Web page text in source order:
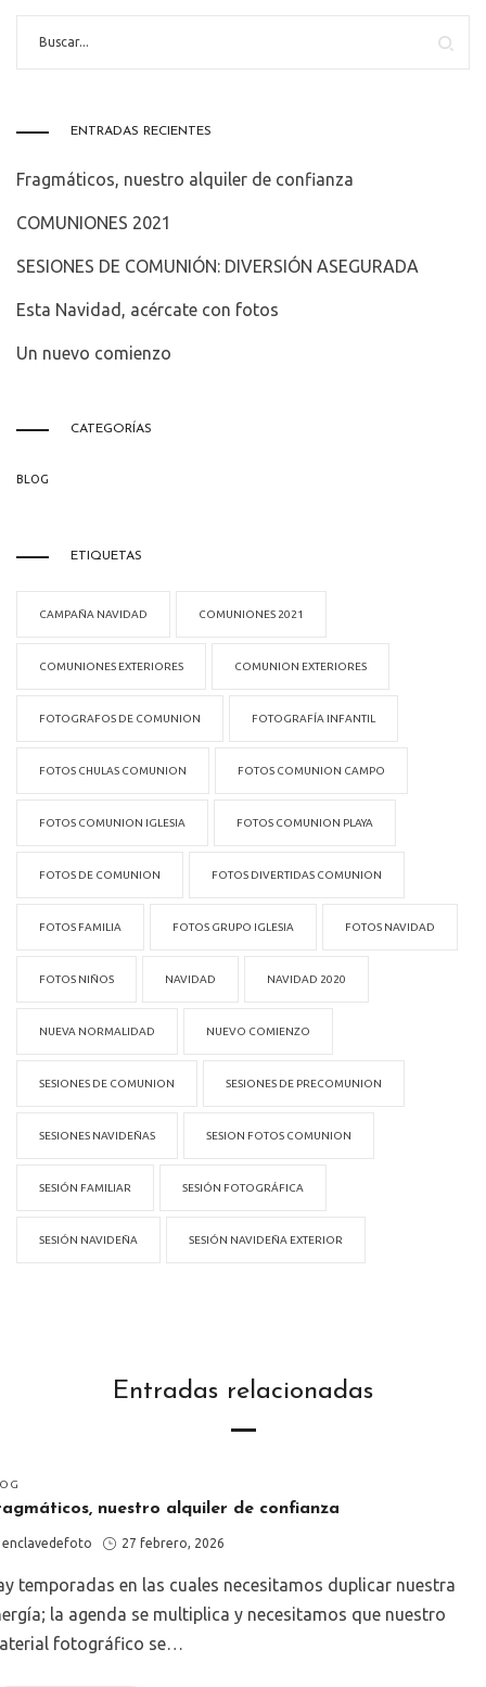
ENTRADAS RECIENTES
Fragmáticos, nuestro alquiler de confianza
COMUNIONES 2021
SESIONES DE COMUNIÓN: DIVERSIÓN ASEGURADA
Esta Navidad, acércate con fotos
Un nuevo comienzo
CATEGORÍAS
BLOG
ETIQUETAS
CAMPAÑA NAVIDAD COMUNIONES 2021
COMUNIONES EXTERIORES COMUNION EXTERIORES
FOTOGRAFOS DE COMUNION FOTOGRAFÍA INFANTIL
FOTOS CHULAS COMUNION FOTOS COMUNION CAMPO
FOTOS COMUNION IGLESIA FOTOS COMUNION PLAYA
FOTOS DE COMUNION FOTOS DIVERTIDAS COMUNION
FOTOS FAMILIA FOTOS GRUPO IGLESIA FOTOS NAVIDAD
FOTOS NIÑOS NAVIDAD NAVIDAD 2020
NUEVA NORMALIDAD NUEVO COMIENZO
SESIONES DE COMUNION SESIONES DE PRECOMUNION
SESIONES NAVIDEÑAS SESION FOTOS COMUNION
SESIÓN FAMILIAR SESIÓN FOTOGRÁFICA
SESIÓN NAVIDEÑA SESIÓN NAVIDEÑA EXTERIOR
Entradas relacionadas
nuestro alquiler de confianza
by
enclavedefoto
Posted
27 febrero, 2026
temporadas en las cuales necesitamos duplicar nuestra
la agenda se multiplica y necesitamos que nuestro
fotográfico se…